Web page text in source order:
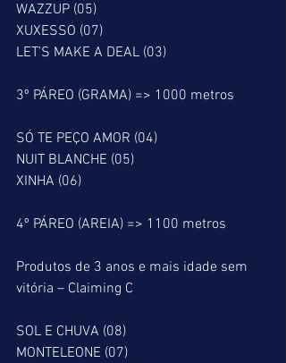
WAZZUP (05)
XUXESSO (07)
LET’S MAKE A DEAL (03)
3º PÁREO (GRAMA) => 1000 metros
SÓ TE PEÇO AMOR (04)
NUIT BLANCHE (05)
XINHA (06)
4º PÁREO (AREIA) => 1100 metros
Produtos de 3 anos e mais idade sem
vitória – Claiming C
SOL E CHUVA (08)
MONTELEONE (07)